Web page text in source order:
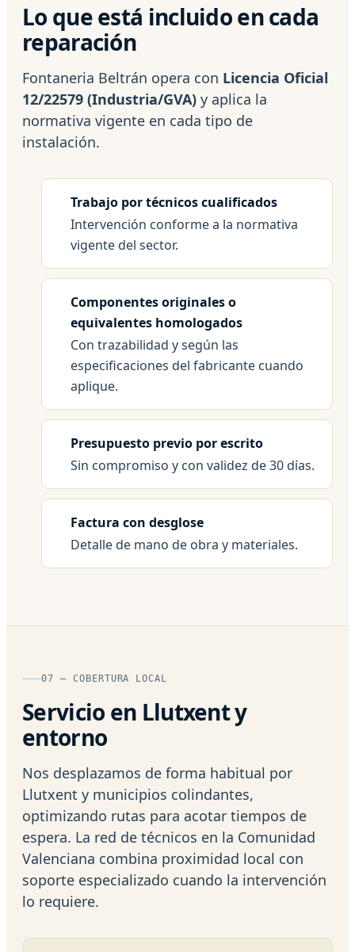
Lo que está incluido en cada
reparación
Fontaneria Beltrán opera con Licencia Oficial
12/22579 (Industria/GVA) y aplica la
normativa vigente en cada tipo de
instalación.
Trabajo por técnicos cualificados
Intervención conforme a la normativa
vigente del sector.
Componentes originales o
equivalentes homologados
Con trazabilidad y según las
especificaciones del fabricante cuando
aplique.
Presupuesto previo por escrito
Sin compromiso y con validez de 30 días.
Factura con desglose
Detalle de mano de obra y materiales.
07 — COBERTURA LOCAL
Servicio en Llutxent y
entorno
Nos desplazamos de forma habitual por
Llutxent y municipios colindantes,
optimizando rutas para acotar tiempos de
espera. La red de técnicos en la Comunidad
Valenciana combina proximidad local con
soporte especializado cuando la intervención
lo requiere.